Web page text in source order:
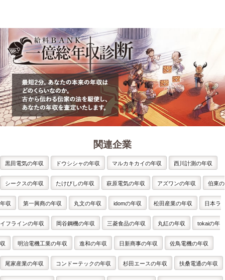
関連企業
黒田電気の年収 ドウシシャの年収 マルカキカイの年収 西川計測の年収
シークスの年収 たけびしの年収 萩原電気の年収 アズワンの年収 伯東の
年収 第一興商の年収 丸文の年収 idomの年収 松田産業の年収 日本ラ
イフラインの年収 岡谷鋼機の年収 三菱食品の年収 丸紅の年収 tokaiの年
収 明治電機工業の年収 進和の年収 日新商事の年収 佐鳥電機の年収
尾家産業の年収 コンドーテックの年収 杉田エースの年収 扶桑電通の年収